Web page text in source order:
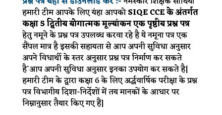
हमारी टीम आपके लिए यंहा आपकोSIQE CCE के अंतर्गत
कक्षा 5 द्वितीय योगात्मक मूल्यांकन एक पृष्ठीय प्रश्न पत्र
हेतु नमूने के प्रश्न पत्र उपलब्ध करवा रहे है ये नमूना पत्र एक
सैंपल मात्र है इसकी सहायता से आप अपनी सुविधा अनुसार
अपने विधार्थी के स्तर अनुसार प्रश्न पत्र निर्माण कर सकते
है`आप अपनी सुविधा अनुसार इनका उपयोग कर सकते है|
हमारी टीम के द्वारा कक्षा 6 के लिए अर्द्धवार्षिक परीक्षा के प्रश्न
पत्र विभागीय दिशा-निर्देशों में तय मानकों के आधार पर
निम्नानुसार तैयार किए गए हैं|